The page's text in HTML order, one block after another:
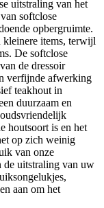
uitstraling van het
softclose
opbergruimte.
kleinere items, terwijl
De softclose
de dressoir
verfijnde afwerking
teakhout in
duurzaam en
houtsoort is en het
op zich weinig
van onze
de uitstraling van uw
aan om het